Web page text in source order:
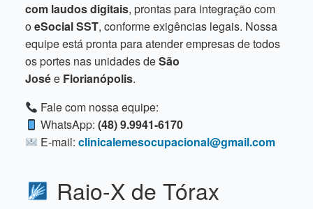
com laudos digitais, prontas para integração com
oeSocial SST, conforme exigências legais. Nossa
equipe está pronta para atender empresas de todos
os portes nas unidades deSão
Josée Florianópolis.
Fale com nossa equipe:
WhatsApp:(48) 9.9941-6170
E-mail:clinicalemesocupacional@gmail.com
Raio-X de Tórax